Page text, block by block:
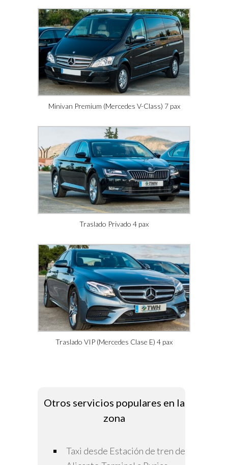
Minivan Premium (Mercedes V-Class) 7 pax
Traslado Privado 4 pax
Traslado VIP (Mercedes Clase E) 4 pax
Otros servicios populares en la
zona
Taxi desde Estación de tren de